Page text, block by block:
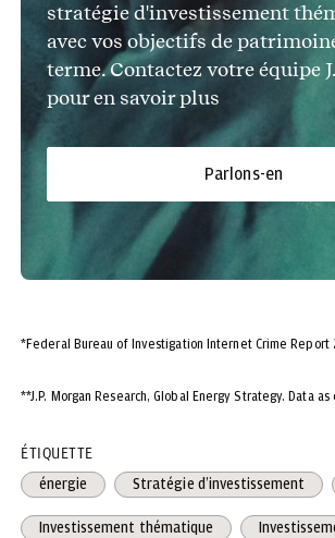
stratégie d'investissement
avec vos objectifs de
terme. Contactez votre équipe
pour en savoir plus
Parlons-en
*Federal Bureau of Investigation Internet Crime Report
**J.P. Morgan Research, Global Energy Strategy. Data
ÉTIQUETTE
énergie Stratégie d’investissement
Investissement thématique